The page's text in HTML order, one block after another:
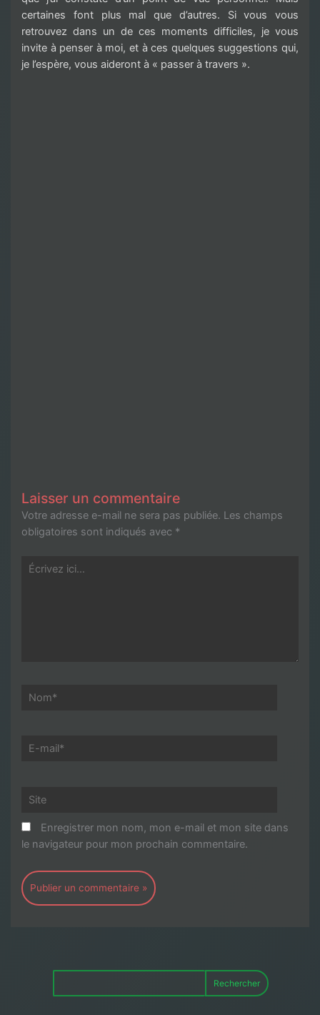
certaines font plus mal que d’autres. Si vous vous
retrouvez dans un de ces moments difficiles, je vous
invite à penser à moi, et à ces quelques suggestions qui,
je l’espère, vous aideront à « passer à travers ».
Laisser un commentaire
Votre adresse e-mail ne sera pas publiée. Les champs
obligatoires sont indiqués avec *
Écrivez
Nom*
E-
Site
Enregistrer mon nom, mon e-mail et mon site dans
le navigateur pour mon prochain commentaire.
Rechercher